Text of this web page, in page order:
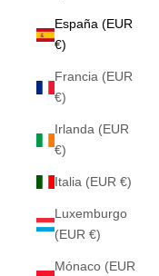
España (EUR
€)
Francia (EUR
€)
Irlanda (EUR
€)
Italia (EUR €)
Luxemburgo
(EUR €)
Mónaco (EUR